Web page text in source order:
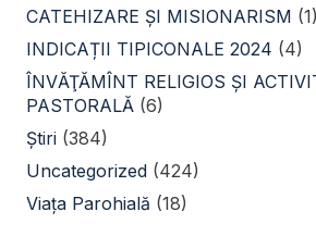
CATEHIZARE ŞI MISIONARISM (1)
INDICAȚII TIPICONALE 2024 (4)
ÎNVĂŢĂMÎNT RELIGIOS ŞI
PASTORALĂ (6)
Știri (384)
Uncategorized (424)
Viața Parohială (18)